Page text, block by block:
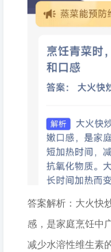
答案解析：大火快
感，是家庭烹饪中
减少水溶性维生素